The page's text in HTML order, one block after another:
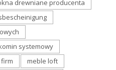
drewniane producenta
systemowy
meble loft